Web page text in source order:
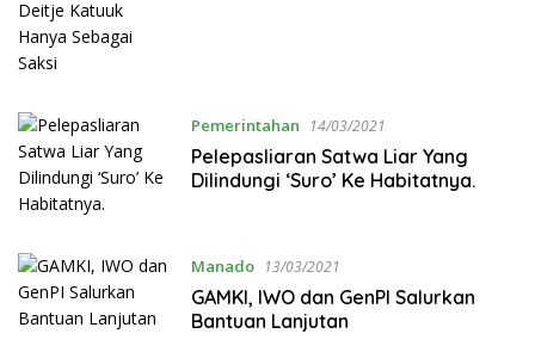
Pemerintahan 14/03/2021
Pelepasliaran Satwa Liar Yang
Dilindungi ‘Suro’ Ke Habitatnya.
Manado 13/03/2021
GAMKI, IWO dan GenPI Salurkan
Bantuan Lanjutan